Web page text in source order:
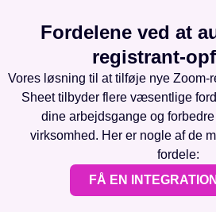
Fordelene ved at
registrant-
Vores løsning til at tilføje nye Zoom-
Sheet tilbyder flere væsentlige
dine arbejdsgange og
virksomhed. Her er nogle af de
fordele:
FÅ EN